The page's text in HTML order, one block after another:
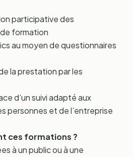
participative des
formation
au moyen de questionnaires
la prestation par les
d’un suivi adapté aux
personnes et de l’entreprise
ces formations ?
à un public ou à une